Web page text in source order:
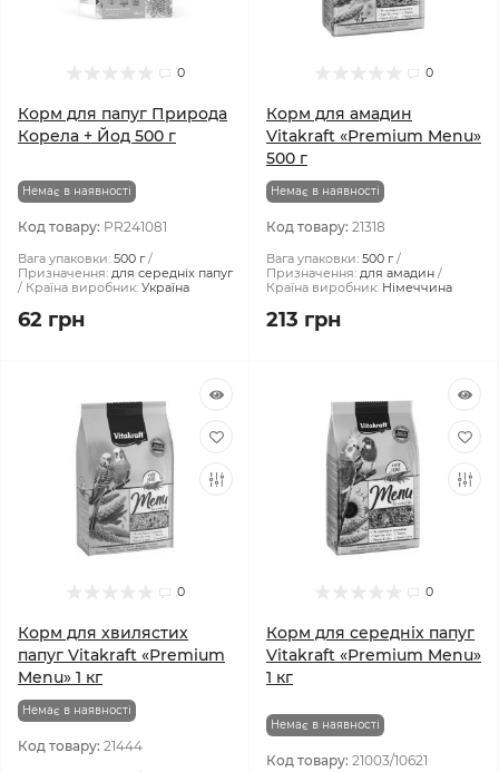
0
Корм для папуг Природа
Корела + Йод 500 г
Немає в наявності
Код товару: PR241081
Вага упаковки: 500 г
Призначення: для середніх папуг
Країна виробник: Україна
62 грн
0
Корм для амадин
Vitakraft «Premium Menu»
500 г
Немає в наявності
Код товару: 21318
Вага упаковки: 500 г
Призначення: для амадин
Країна виробник: Німеччина
213 грн
0
Корм для хвилястих
папуг Vitakraft «Premium
Menu» 1 кг
Немає в наявності
Код товару: 21444
0
Корм для середніх папуг
Vitakraft «Premium Menu»
1 кг
Немає в наявності
Код товару: 21003/10621